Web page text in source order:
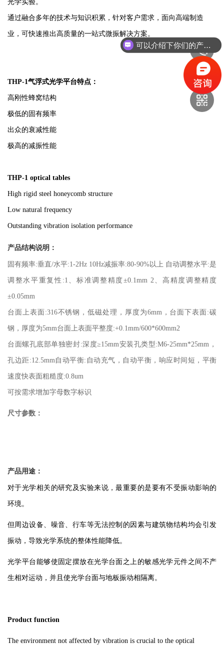
光学实验。
通过融合多年的技术与知识积累，针对客户需求，面向高端制造
业，可快速推出高质量的一站式微振解决方案。
THP-1气浮式光学平台特点：
高刚性蜂窝结构
极低的固有频率
出众的衰减性能
极高的减振性能
THP-1 optical tables
High rigid steel honeycomb structure
Low natural frequency
Outstanding vibration isolation performance
产品结构说明：
固有频率:垂直/水平:1-2Hz 10Hz减振率:80-90%以上 自动调整水平:是
调整水平重复性:1、标准调整精度±0.1mm 2、高精度调整精度
±0.05mm
台面上表面:316不锈钢，低磁处理，厚度为6mm，台面下表面:碳
钢，厚度为5mm台面上表面平整度:+0.1mm/600*600mm2
台面螺孔底部单独密封:深度≥15mm安装孔类型:M6-25mm*25mm，
孔边距:12.5mm自动平衡:自动充气，自动平衡，响应时间短，平衡
速度快表面粗糙度:0.8um
可按需求增加字母数字标识
尺寸参数：
产品用途：
对于光学相关的研究及实验来说，最重要的是要有不受振动影响的
环境。
但周边设备、噪音、行车等无法控制的因素与建筑物结构均会引发
振动，导致光学系统的整体性能降低。
光学平台能够使固定摆放在光学台面之上的敏感光学元件之间不产
生相对运动，并且使光学台面与地板振动相隔离。
Product function
The environment not affected by vibration is crucial to the optical
可以介绍下你们的产品么？